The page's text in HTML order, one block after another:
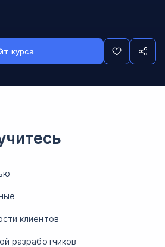
курса
клиентов
разработчиков